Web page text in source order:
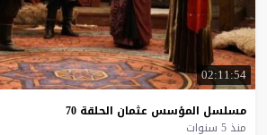
02:11:54
مسلسل المؤسس عثمان الحلقة 70
منذ 5 سنوات